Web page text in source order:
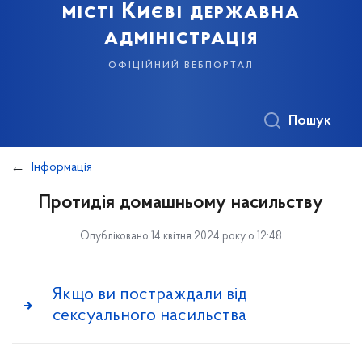
місті Києві державна
адміністрація
офіційний вебпортал
Пошук
Інформація
Протидія домашньому насильству
Опубліковано 14 квітня 2024 року о 12:48
Якщо ви постраждали від
сексуального насильства